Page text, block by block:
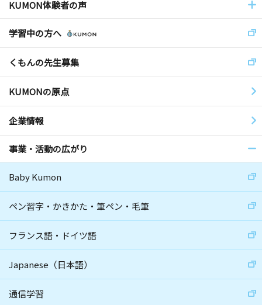
KUMON体験者の声
学習中の方へ
くもんの先生募集
KUMONの原点
企業情報
事業・活動の広がり
Baby Kumon
ペン習字・かきかた・筆ペン・毛筆
フランス語・ドイツ語
Japanese（日本語）
通信学習